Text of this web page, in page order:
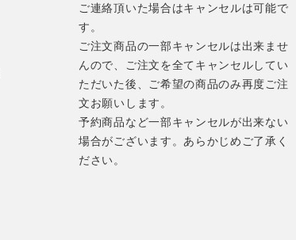
ご連絡頂いた場合はキャンセルは可能で
す。
ご注文商品の一部キャンセルは出来ませ
んので、ご注文を全てキャンセルしてい
ただいた後、ご希望の商品のみ再度ご注
文お願いします。
予約商品など一部キャンセルが出来ない
場合がございます。あらかじめご了承く
ださい。